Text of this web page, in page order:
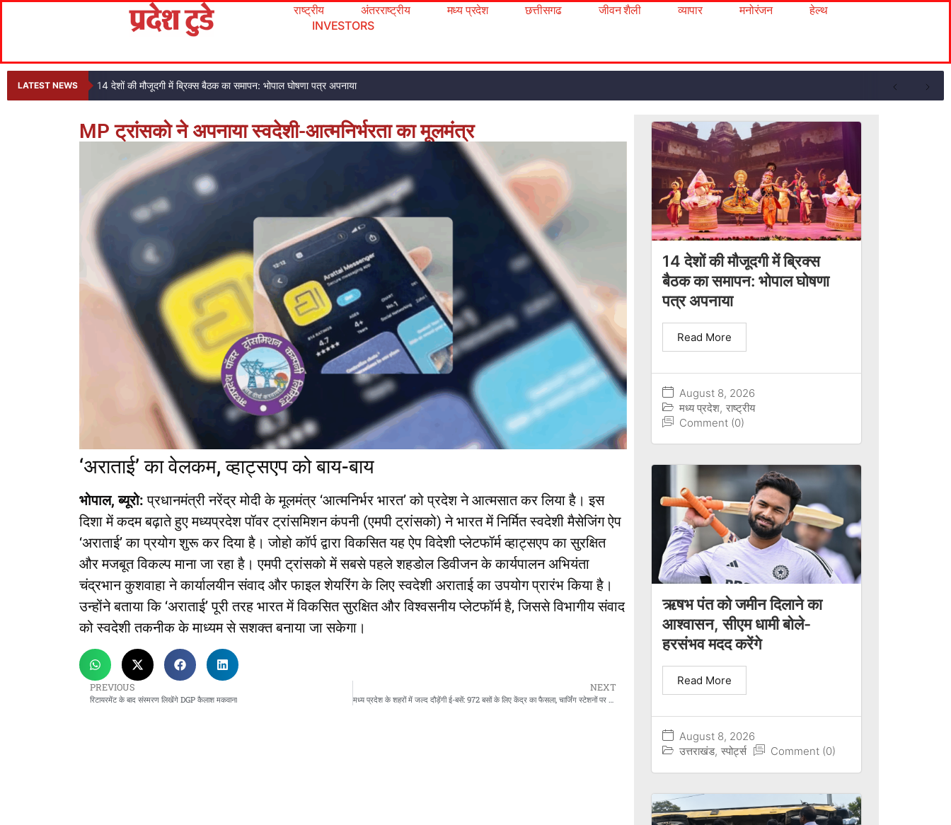
राष्ट्रीय अंतरराष्ट्रीय मध्य प्रदेश छत्तीसगढ जीवन शैली व्यापार मनोरंजन
हेल्थ
INVESTORS
LATEST NEWS 14 देशों की मौजूदगी में ब्रिक्स बैठक का समापन: भोपाल घोषणा पत्र अपनाया
MP ट्रांसको ने अपनाया स्वदेशी-आत्मनिर्भरता का मूलमंत्र
‘अराताई’ का वेलकम, व्हाट्सएप को बाय-बाय
भोपाल, ब्यूरो:प्रधानमंत्री नरेंद्र मोदी के मूलमंत्र ‘आत्मनिर्भर भारत’ को प्रदेश ने आत्मसात कर लिया है। इस
दिशा में कदम बढ़ाते हुए मध्यप्रदेश पॉवर ट्रांसमिशन कंपनी (एमपी ट्रांसको) ने भारत में निर्मित स्वदेशी मैसेजिंग ऐप
‘अराताई’ का प्रयोग शुरू कर दिया है। जोहो कॉर्प द्वारा विकसित यह ऐप विदेशी प्लेटफॉर्म व्हाट्सएप का सुरक्षित
और मजबूत विकल्प माना जा रहा है। एमपी ट्रांसको में सबसे पहले शहडोल डिवीजन के कार्यपालन अभियंता
चंद्रभान कुशवाहा ने कार्यालयीन संवाद और फाइल शेयरिंग के लिए स्वदेशी अराताई का उपयोग प्रारंभ किया है।
उन्होंने बताया कि ‘अराताई’ पूरी तरह भारत में विकसित सुरक्षित और विश्वसनीय प्लेटफॉर्म है, जिससे विभागीय संवाद
को स्वदेशी तकनीक के माध्यम से सशक्त बनाया जा सकेगा।
PREVIOUS
रिटायरमेंट के बाद संस्मरण लिखेंगे DGP कैलाश मकवाना
NEXT
14 देशों की मौजूदगी में ब्रिक्स
बैठक का समापन: भोपाल घोषणा
पत्र अपनाया
August 8, 2026
मध्य प्रदेश, राष्ट्रीय
Comment (0)
Read More
ऋषभ पंत को जमीन दिलाने का
आश्वासन, सीएम धामी बोले-
हरसंभव मदद करेंगे
August 8, 2026
उत्तराखंड, स्पोर्ट्स Comment (0)
Read More